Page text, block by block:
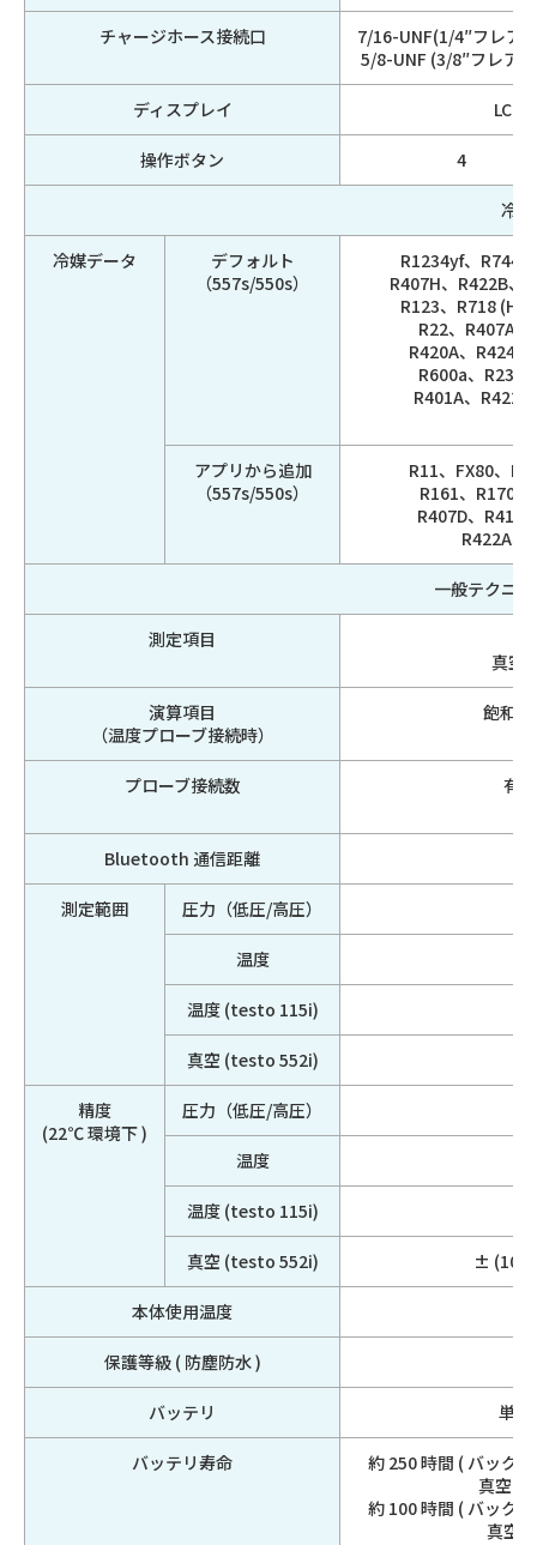
チャージホース接続口
7/16-UNF(1/4″フレア
5/8-UNF (3/8″フレア
ディスプレイ LCD
操作ボタン 4
冷媒
冷媒データ
デフォルト
（557s/550s）
R1234yf、R744
R407H、R422B、
R123、R718
R22、R407A
R420A、R424A
R600a、R23
R401A、
アプリから追加
（557s/550s）
R11、FX80、
R161、R170
R407D、R41
R422A、
一般テクニ
測定項目
真空
演算項目
（温度プローブ接続時）
飽和
プローブ接続数
有
Bluetooth 通信距離
測定範囲 圧力（低圧/高圧）
温度
温度 (testo 115i)
真空 (testo 552i)
精度
(22℃ 環境下 )
圧力（低圧/高圧）
温度
温度 (testo 115i)
真空 (testo 552i) ± (10
本体使用温度
保護等級 ( 防塵防水 )
バッテリ 単 3
バッテリ寿命
約 250 時間 ( バック
真空プ
約 100 時間 ( バック
真空